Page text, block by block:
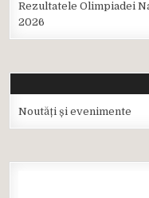
Rezultatele Olimpiadei
2026
Noutăți și evenimente